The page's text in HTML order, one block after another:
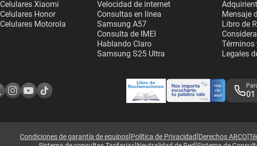
Celulares Xiaomi
Celulares Honor
Celulares Motorola
Velocidad de internet
Consultas en línea
Samsung A57
Consulta de IMEI
Hablando Claro
Samsung S25 Ultra
Mensaje
Libro de
Términos
Legales
01
Condiciones de garantía de equipos|Política de Privacidad|Derechos ARCO|